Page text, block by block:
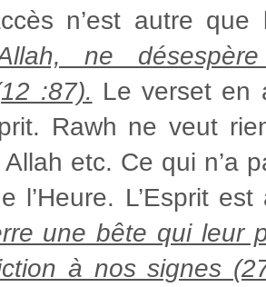
n’est autre que
ne
:87). Le verset
Rawh ne veut
etc. Ce qui n’a
l’Heure. L’Esprit
une bête qui leur
à nos signes